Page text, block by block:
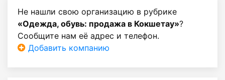
Не нашли свою организацию в рубрике
«Одежда, обувь: продажа в Кокшетау»?
Сообщите нам её адрес и телефон.
Добавить компанию